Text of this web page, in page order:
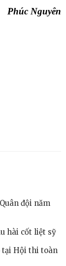
Phúc Nguyên
đội năm
hài cốt liệt sỹ
tại Hội thi toàn